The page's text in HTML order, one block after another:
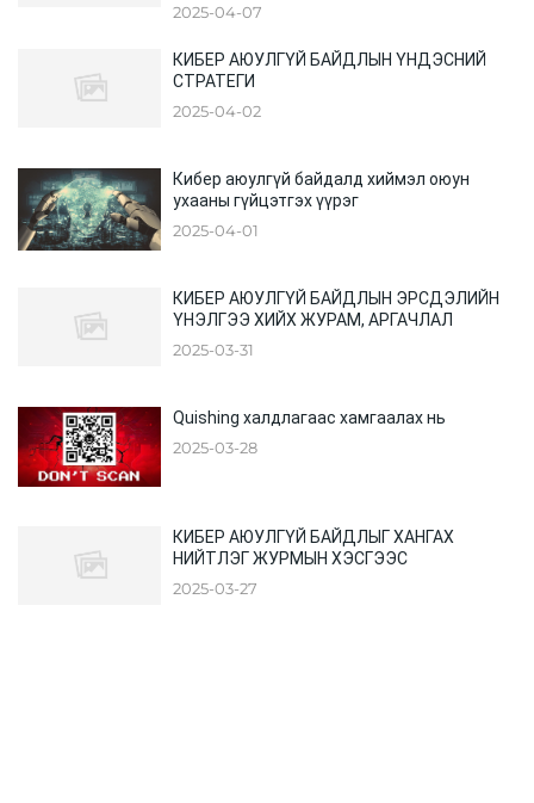
2025-04-07
КИБЕР АЮУЛГҮЙ БАЙДЛЫН ҮНДЭСНИЙ
СТРАТЕГИ
2025-04-02
Кибер аюулгүй байдалд хиймэл оюун
ухааны гүйцэтгэх үүрэг
2025-04-01
КИБЕР АЮУЛГҮЙ БАЙДЛЫН ЭРСДЭЛИЙН
ҮНЭЛГЭЭ ХИЙХ ЖУРАМ, АРГАЧЛАЛ
2025-03-31
Quishing халдлагаас хамгаалах нь
2025-03-28
КИБЕР АЮУЛГҮЙ БАЙДЛЫГ ХАНГАХ
НИЙТЛЭГ ЖУРМЫН ХЭСГЭЭС
2025-03-27